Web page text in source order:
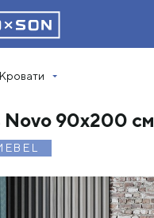
Кровати
Novo 90х200 см